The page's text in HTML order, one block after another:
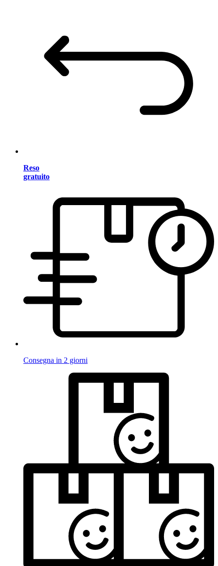
Reso
gratuito
Consegna in 2 giorni